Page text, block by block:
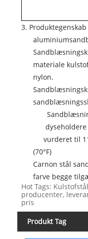
3.
materiale
nylon.
vurderet til
(70°F)
Carnon stål
farve begge
Hot Tags:
producenter,
pris
Produkt Tag